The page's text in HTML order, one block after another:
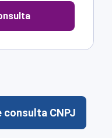
consulta CNPJ